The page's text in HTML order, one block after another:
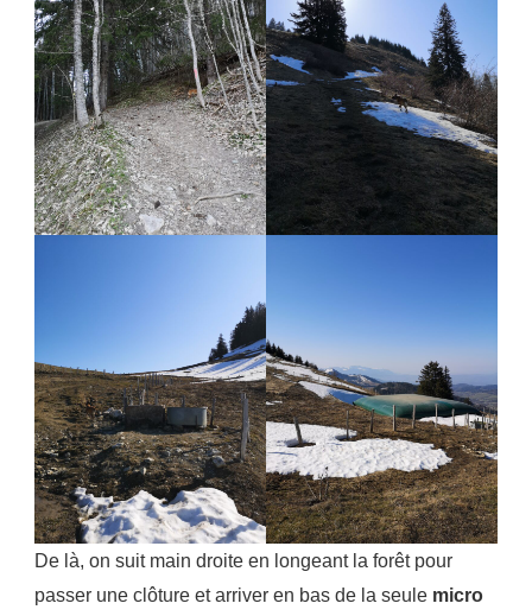
De là, on suit main droite en longeant la forêt pour
passer une clôture et arriver en bas de la seule micro